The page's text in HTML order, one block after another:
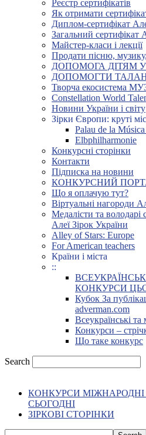
Реєстр сертифікатів
Як отримати
Диплом-сертифікат
Загальний сертифікат
Майстер-класи і лекції
Продати пісню,
ДОПОМОГА ДІТЯМ
ДОПОМОГТИ
Творча екосистема
Constellation World
Новини України і світу
Зірки Європи: круті
Palau de la
Elbphilharmonie
Конкурсні сторінки
Контакти
Підписка на новини
КОНКУРСНИЙ
Що я оплачую тут?
Віртуальні нагороди
Медалісти та володарі
Алеї Зірок України
Alley of Stars: Europe
For American teachers
Країни і міста
::
КОНКУРСИ
Кубок За
adverman.com
Всеукраїнські
Конкурси –
Що таке конкурс
Search
КОНКУРСИ МІЖНАРОДНІ
СЬОГОДНІ
ЗІРКОВІ СТОРІНКИ